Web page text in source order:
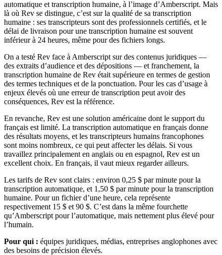
automatique et transcription humaine, à l’image d’Amberscript. Mais
là où Rev se distingue, c’est sur la qualité de sa transcription
humaine : ses transcripteurs sont des professionnels certifiés, et le
délai de livraison pour une transcription humaine est souvent
inférieur à 24 heures, même pour des fichiers longs.
On a testé Rev face à Amberscript sur des contenus juridiques —
des extraits d’audience et des dépositions — et franchement, la
transcription humaine de Rev était supérieure en termes de gestion
des termes techniques et de la ponctuation. Pour les cas d’usage à
enjeux élevés où une erreur de transcription peut avoir des
conséquences, Rev est la référence.
En revanche, Rev est une solution américaine dont le support du
français est limité. La transcription automatique en français donne
des résultats moyens, et les transcripteurs humains francophones
sont moins nombreux, ce qui peut affecter les délais. Si vous
travaillez principalement en anglais ou en espagnol, Rev est un
excellent choix. En français, il vaut mieux regarder ailleurs.
Les tarifs de Rev sont clairs : environ 0,25 $ par minute pour la
transcription automatique, et 1,50 $ par minute pour la transcription
humaine. Pour un fichier d’une heure, cela représente
respectivement 15 $ et 90 $. C’est dans la même fourchette
qu’Amberscript pour l’automatique, mais nettement plus élevé pour
l’humain.
Pour qui : équipes juridiques, médias, entreprises anglophones avec
des besoins de précision élevés.